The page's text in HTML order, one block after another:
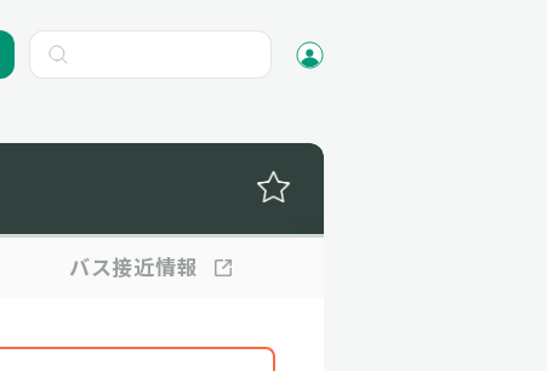
バス接近情報